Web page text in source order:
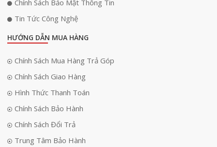
Chính Sách Bảo Mật Thông Tin
Tin Tức Công Nghệ
HƯỚNG DẪN MUA HÀNG
Chính Sách Mua Hàng Trả Góp
Chính Sách Giao Hàng
Hình Thức Thanh Toán
Chính Sách Bảo Hành
Chính Sách Đổi Trả
Trung Tâm Bảo Hành